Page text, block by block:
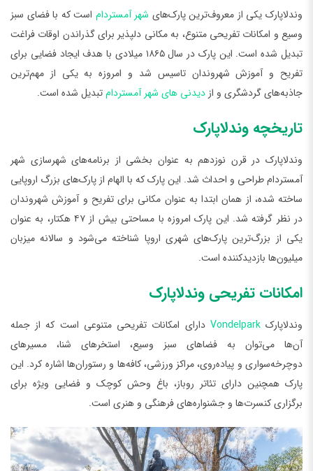
وندلاپارک یکی از معروف‌ترین پارک‌های شهر آمستردام است که با فضای سبز
وسیع و امکانات تفریحی متنوع، به مکانی دلپذیر برای گذراندن اوقات فراغت
تبدیل شده است. این پارک در سال ۱۸۶۵ میلادی با هدف ایجاد فضایی برای
تفریح و آموزش شهروندان تاسیس شد و امروزه به یکی از مهم‌ترین
جاذبه‌های گردشگری و از دیدنی های شهر آمستردامتبدیل شده است.
تاریخچه وندلاپارک
وندلاپارک در قرن نوزدهم به عنوان بخشی از برنامه‌های شهرسازی شهر
آمستردام طراحی و احداث شد. این پارک که با الهام از پارک‌های بزرگ اروپایی
ساخته شده، از همان ابتدا به عنوان مکانی برای تفریح و آموزش شهروندان
در نظر گرفته شد. این پارک امروزه با مساحتی بیش از ۴۷ هکتار، به عنوان
یکی از بزرگ‌ترین پارک‌های شهری اروپا شناخته می‌شود و سالانه میزبان
میلیون‌ها بازدیدکننده است.
امکانات تفریحی وندلاپارک
وندلاپارکVondelpark دارای امکانات تفریحی متنوعی است که از جمله
آن‌ها می‌توان به فضاهای سبز وسیع، استخرهای شنا، مسیر‌های
دوچرخه‌سواری و پیاده‌روی، مراکز ورزشی، کافه‌ها و رستوران‌ها اشاره کرد. این
پارک همچنین دارای تئاتر روباز، باغ وحش کوچک و فضایی ویژه برای
برگزاری کنسرت‌ها و جشنواره‌های فرهنگی و هنری است.